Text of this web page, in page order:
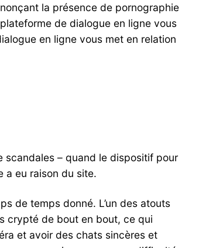
la présence de pornographie
de dialogue en ligne vous
en ligne vous met en relation
scandales – quand le dispositif pour
a eu raison du site.
de temps donné. L’un des atouts
crypté de bout en bout, ce qui
et avoir des chats sincères et